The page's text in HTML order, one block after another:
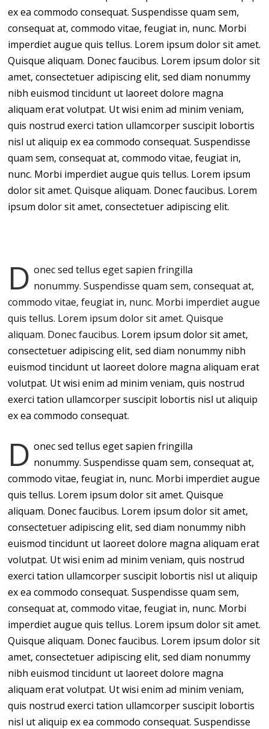
ex ea commodo consequat. Suspendisse quam sem,
consequat at, commodo vitae, feugiat in, nunc. Morbi
imperdiet augue quis tellus. Lorem ipsum dolor sit amet.
Quisque aliquam. Donec faucibus. Lorem ipsum dolor sit
amet, consectetuer adipiscing elit, sed diam nonummy
nibh euismod tincidunt ut laoreet dolore magna
aliquam erat volutpat. Ut wisi enim ad minim veniam,
quis nostrud exerci tation ullamcorper suscipit lobortis
nisl ut aliquip ex ea commodo consequat. Suspendisse
quam sem, consequat at, commodo vitae, feugiat in,
nunc. Morbi imperdiet augue quis tellus. Lorem ipsum
dolor sit amet. Quisque aliquam. Donec faucibus. Lorem
ipsum dolor sit amet, consectetuer adipiscing elit.
D onec sed tellus eget sapien fringilla
nonummy.Suspendisse quam sem, consequat at,
commodo vitae, feugiat in, nunc. Morbi imperdiet augue
quis tellus. Lorem ipsum dolor sit amet. Quisque
aliquam. Donec faucibus. Lorem ipsum dolor sit amet,
consectetuer adipiscing elit, sed diam nonummy nibh
euismod tincidunt ut laoreet dolore magna aliquam erat
volutpat. Ut wisi enim ad minim veniam, quis nostrud
exerci tation ullamcorper suscipit lobortis nisl ut aliquip
ex ea commodo consequat.
D onec sed tellus eget sapien fringilla
nonummy. Suspendisse quam sem, consequat at,
commodo vitae, feugiat in, nunc. Morbi imperdiet augue
quis tellus. Lorem ipsum dolor sit amet. Quisque
aliquam. Donec faucibus. Lorem ipsum dolor sit amet,
consectetuer adipiscing elit, sed diam nonummy nibh
euismod tincidunt ut laoreet dolore magna aliquam erat
volutpat. Ut wisi enim ad minim veniam, quis nostrud
exerci tation ullamcorper suscipit lobortis nisl ut aliquip
ex ea commodo consequat. Suspendisse quam sem,
consequat at, commodo vitae, feugiat in, nunc. Morbi
imperdiet augue quis tellus. Lorem ipsum dolor sit amet.
Quisque aliquam. Donec faucibus. Lorem ipsum dolor sit
amet, consectetuer adipiscing elit, sed diam nonummy
nibh euismod tincidunt ut laoreet dolore magna
aliquam erat volutpat. Ut wisi enim ad minim veniam,
quis nostrud exerci tation ullamcorper suscipit lobortis
nisl ut aliquip ex ea commodo consequat. Suspendisse